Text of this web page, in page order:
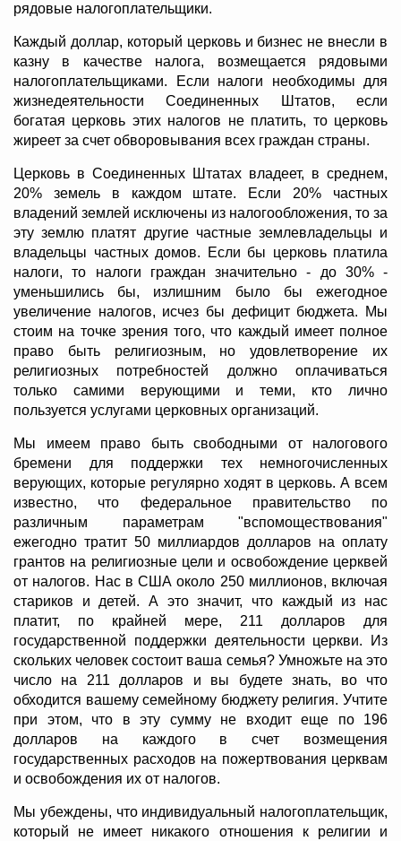
рядовые налогоплательщики.
Каждый доллар, который церковь и бизнес не внесли в
казну в качестве налога, возмещается рядовыми
налогоплательщиками. Если налоги необходимы для
жизнедеятельности Соединенных Штатов, если
богатая церковь этих налогов не платить, то церковь
жиреет за счет обворовывания всех граждан страны.
Церковь в Соединенных Штатах владеет, в среднем,
20% земель в каждом штате. Если 20% частных
владений землей исключены из налогообложения, то за
эту землю платят другие частные землевладельцы и
владельцы частных домов. Если бы церковь платила
налоги, то налоги граждан значительно - до 30% -
уменьшились бы, излишним было бы ежегодное
увеличение налогов, исчез бы дефицит бюджета. Мы
стоим на точке зрения того, что каждый имеет полное
право быть религиозным, но удовлетворение их
религиозных потребностей должно оплачиваться
только самими верующими и теми, кто лично
пользуется услугами церковных организаций.
Мы имеем право быть свободными от налогового
бремени для поддержки тех немногочисленных
верующих, которые регулярно ходят в церковь. А всем
известно, что федеральное правительство по
различным параметрам "вспомоществования"
ежегодно тратит 50 миллиардов долларов на оплату
грантов на религиозные цели и освобождение церквей
от налогов. Нас в США около 250 миллионов, включая
стариков и детей. А это значит, что каждый из нас
платит, по крайней мере, 211 долларов для
государственной поддержки деятельности церкви. Из
скольких человек состоит ваша семья? Умножьте на это
число на 211 долларов и вы будете знать, во что
обходится вашему семейному бюджету религия. Учтите
при этом, что в эту сумму не входит еще по 196
долларов на каждого в счет возмещения
государственных расходов на пожертвования церквам
и освобождения их от налогов.
Мы убеждены, что индивидуальный налогоплательщик,
который не имеет никакого отношения к религии и